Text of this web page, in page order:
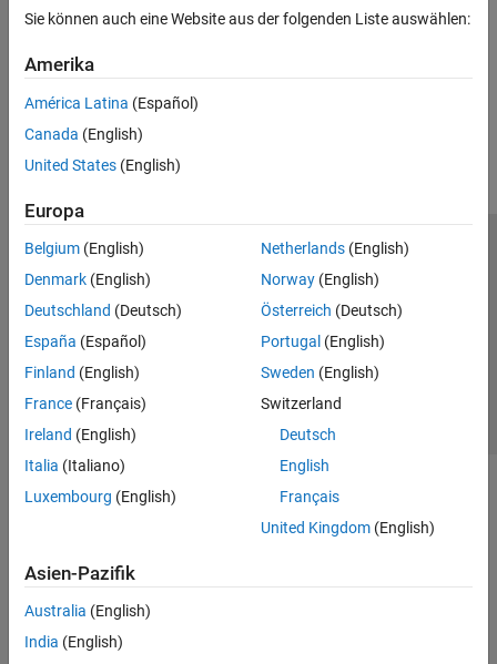
Sie können auch eine Website aus der folgenden Liste auswählen:
Amerika
América Latina (Español)
Canada (English)
United States (English)
Europa
Belgium (English)
Denmark (English)
Deutschland (Deutsch)
España (Español)
Finland (English)
France (Français)
Ireland (English)
Italia (Italiano)
Luxembourg (English)
Netherlands(English)
Norway(English)
Österreich (Deutsch)
Portugal (English)
Sweden (English)
Switzerland
Deutsch
English
Français
United Kingdom(English)
Asien-Pazifik
Australia (English)
India (English)
Trust Center
Datenschutz-Richtlinien
Datendiebstahl verhindern
Status von Anwendungen
© 1994-2026 The MathWorks, Inc.
Website auswählen
Deutschland